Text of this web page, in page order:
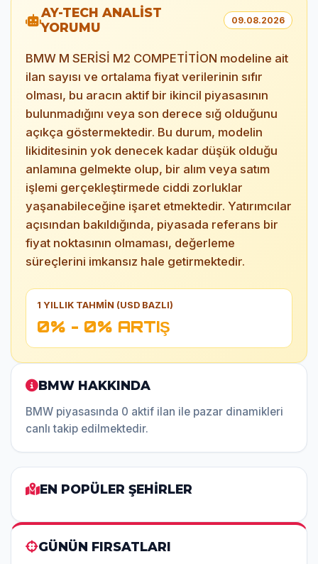
AY-TECH ANALİST
YORUMU
09.08.2026
BMW M SERİSİ M2 COMPETİTİON modeline ait
ilan sayısı ve ortalama fiyat verilerinin sıfır
olması, bu aracın aktif bir ikincil piyasasının
bulunmadığını veya son derece sığ olduğunu
açıkça göstermektedir. Bu durum, modelin
likiditesinin yok denecek kadar düşük olduğu
anlamına gelmekte olup, bir alım veya satım
işlemi gerçekleştirmede ciddi zorluklar
yaşanabileceğine işaret etmektedir. Yatırımcılar
açısından bakıldığında, piyasada referans bir
fiyat noktasının olmaması, değerleme
süreçlerini imkansız hale getirmektedir.
1 YILLIK TAHMİN (USD BAZLI)
0% - 0% ARTIŞ
BMW HAKKINDA
BMW piyasasında 0 aktif ilan ile pazar dinamikleri
canlı takip edilmektedir.
EN POPÜLER ŞEHİRLER
GÜNÜN FIRSATLARI